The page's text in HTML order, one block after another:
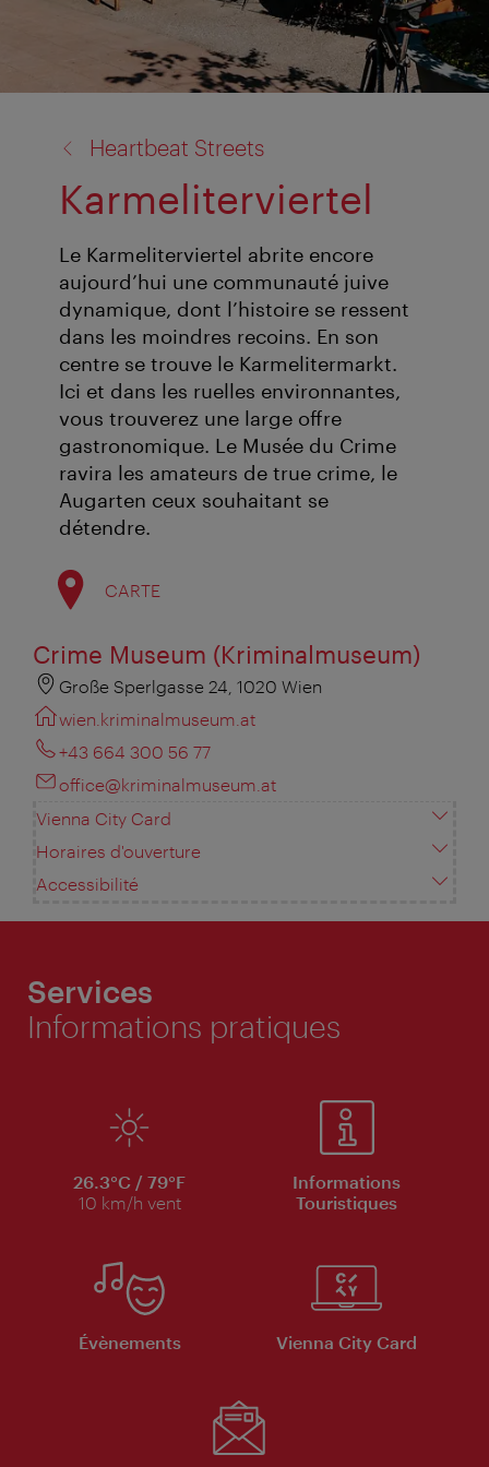
Heartbeat Streets
Karmeliterviertel
Le Karmeliterviertel abrite encore
aujourd’hui une communauté juive
dynamique, dont l’histoire se ressent
dans les moindres recoins. En son
centre se trouve le Karmelitermarkt.
Ici et dans les ruelles environnantes,
vous trouverez une large offre
gastronomique. Le Musée du Crime
ravira les amateurs de true crime, le
Augarten ceux souhaitant se
détendre.
CARTE
Crime Museum (Kriminalmuseum)
Große Sperlgasse 24, 1020 Wien
wien.kriminalmuseum.at
+43 664 300 56 77
office@kriminalmuseum.at
Vienna City Card
Horaires d'ouverture
Accessibilité
Services
Informations pratiques
26.3°C / 79°F
10 km/h vent
Informations
Touristiques
Évènements Vienna City Card